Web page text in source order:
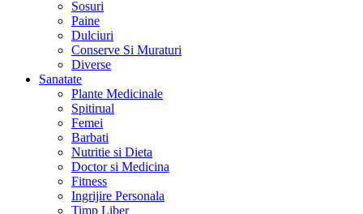
Sosuri
Paine
Dulciuri
Conserve Si Muraturi
Diverse
Sanatate
Plante Medicinale
Spitirual
Femei
Barbati
Nutritie si Dieta
Doctor si Medicina
Fitness
Ingrijire Personala
Timp Liber